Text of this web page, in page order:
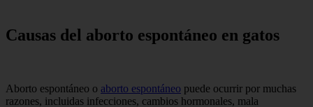
Causas del aborto espontáneo en gatos
Aborto espontáneo o aborto espontáneo puede ocurrir por muchas
razones, incluidas infecciones, cambios hormonales, mala